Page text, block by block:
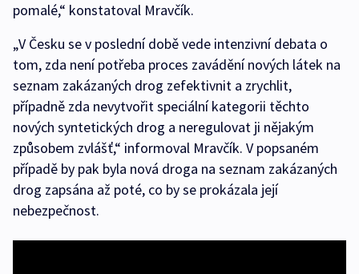
pomalé,“ konstatoval Mravčík.
„V Česku se v poslední době vede intenzivní debata o
tom, zda není potřeba proces zavádění nových látek na
seznam zakázaných drog zefektivnit a zrychlit,
případně zda nevytvořit speciální kategorii těchto
nových syntetických drog a neregulovat ji nějakým
způsobem zvlášť,“ informoval Mravčík. V popsaném
případě by pak byla nová droga na seznam zakázaných
drog zapsána až poté, co by se prokázala její
nebezpečnost.